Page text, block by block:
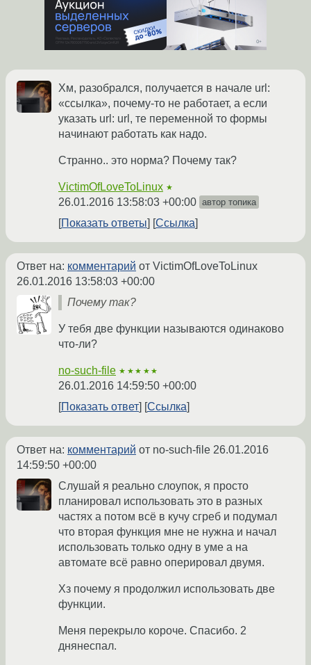
Хм, разобрался, получается в начале url:
«ссылка», почему-то не работает, а если
указать url: url, те переменной то формы
начинают работать как надо.
Странно.. это норма? Почему так?
VictimOfLoveToLinux ★
26.01.2016 13:58:03 +00:00 автор топика
Показать ответы Ссылка
Ответ на: комментарий от VictimOfLoveToLinux
26.01.2016 13:58:03 +00:00
Почему так?
У тебя две функции называются одинаково
что-ли?
no-such-file ★★★★★
26.01.2016 14:59:50 +00:00
Показать ответ
Ссылка
Ответ на: комментарий от no-such-file 26.01.2016
14:59:50 +00:00
Слушай я реально слоупок, я просто
планировал использовать это в разных
частях а потом всё в кучу сгреб и подумал
что вторая функция мне не нужна и начал
использовать только одну в уме а на
автомате всё равно оперировал двумя.
Хз почему я продолжил использовать две
функции.
Меня перекрыло короче. Спасибо. 2
днянеспал.